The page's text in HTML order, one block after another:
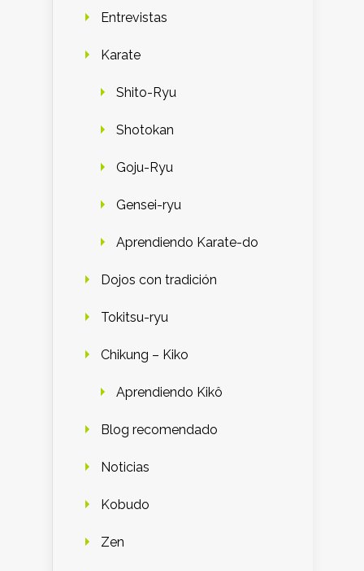
Entrevistas
Karate
Shito-Ryu
Shotokan
Goju-Ryu
Gensei-ryu
Aprendiendo Karate-do
Dojos con tradición
Tokitsu-ryu
Chikung – Kiko
Aprendiendo Kikô
Blog recomendado
Noticias
Kobudo
Zen